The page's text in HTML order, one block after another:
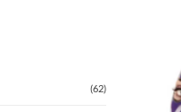
(62)